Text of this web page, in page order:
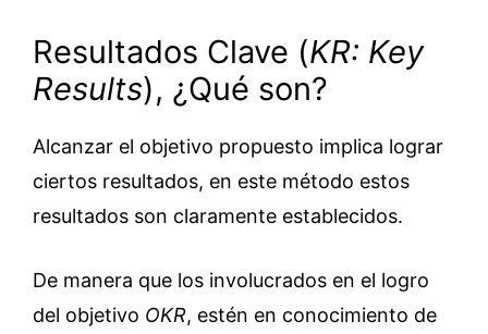
Resultados Clave (KR: Key
Results), ¿Qué son?
Alcanzar el objetivo propuesto implica lograr
ciertos resultados, en este método estos
resultados son claramente establecidos.
De manera que los involucrados en el logro
del objetivo OKR, estén en conocimiento de